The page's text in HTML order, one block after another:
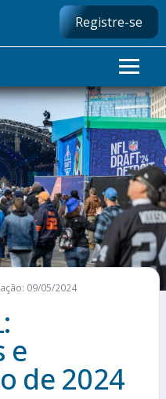
Registre-se
09/05/2024
e
de 2024